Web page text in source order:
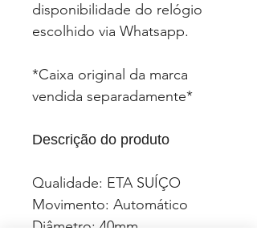
disponibilidade do relógio
escolhido via Whatsapp.
*Caixa original da marca
vendida separadamente*
Descrição do produto
Qualidade: ETA SUÍÇO
Movimento: Automático
Diâmetro: 40mm